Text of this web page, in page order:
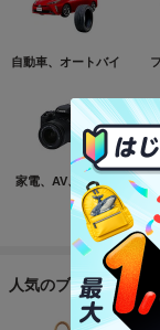
自動車、オートバイ
家電、AV、カメラ
人気のブランド